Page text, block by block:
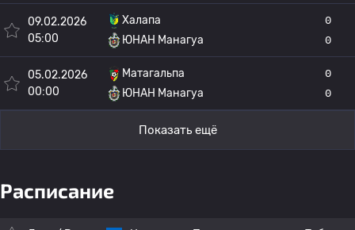
09.02.2026
05:00
Халапа
ЮНАН Манагуа
0
0
05.02.2026
00:00
Матагальпа
ЮНАН Манагуа
0
0
Показать ещё
Расписание